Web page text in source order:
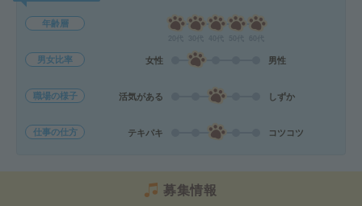
年齢層
男女比率 女性 男性
職場の様子 活気がある しずか
仕事の仕方 テキパキ コツコツ
募集情報